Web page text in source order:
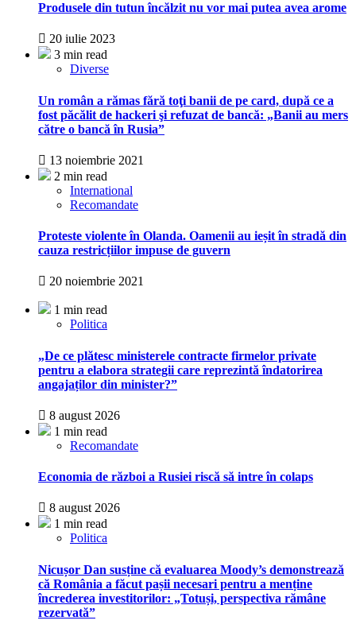
Produsele din tutun încălzit nu vor mai putea avea arome
20 iulie 2023
3 min read
Diverse
Un român a rămas fără toţi banii de pe card, după ce a
fost păcălit de hackeri şi refuzat de bancă: „Banii au mers
către o bancă în Rusia”
13 noiembrie 2021
2 min read
International
Recomandate
Proteste violente în Olanda. Oamenii au ieșit în stradă din
cauza restricțiilor impuse de guvern
20 noiembrie 2021
1 min read
Politica
„De ce plătesc ministerele contracte firmelor private
pentru a elabora strategii care reprezintă îndatorirea
angajaților din minister?”
8 august 2026
1 min read
Recomandate
Economia de război a Rusiei riscă să intre în colaps
8 august 2026
1 min read
Politica
Nicușor Dan susține că evaluarea Moody’s demonstrează
că România a făcut pașii necesari pentru a menține
încrederea investitorilor: „Totuși, perspectiva rămâne
rezervată”